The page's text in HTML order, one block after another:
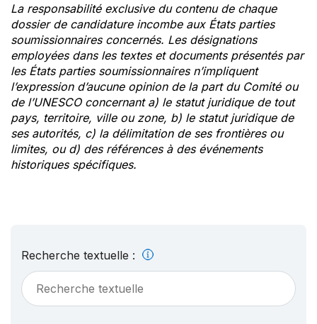
La responsabilité exclusive du contenu de chaque
dossier de candidature incombe aux États parties
soumissionnaires concernés. Les désignations
employées dans les textes et documents présentés par
les États parties soumissionnaires n’impliquent
l’expression d’aucune opinion de la part du Comité ou
de l’UNESCO concernant a) le statut juridique de tout
pays, territoire, ville ou zone, b) le statut juridique de
ses autorités, c) la délimitation de ses frontières ou
limites, ou d) des références à des événements
historiques spécifiques.
Recherche textuelle :